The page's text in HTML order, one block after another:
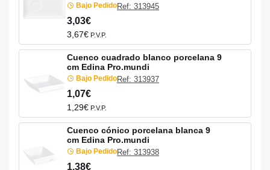
Bajo PedidoRef: 313945
3,03€
3,67€ P.V.P.
Cuenco cuadrado blanco porcelana 9
cm Edina Pro.mundi
Bajo PedidoRef: 313937
1,07€
1,29€ P.V.P.
Cuenco cónico porcelana blanca 9
cm Edina Pro.mundi
Bajo PedidoRef: 313938
1,38€